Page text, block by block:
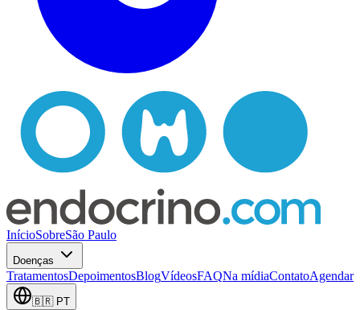
InícioSobreSão Paulo
Doenças
TratamentosDepoimentosBlogVídeosFAQNa mídiaContatoAgendar
🇧🇷 PT